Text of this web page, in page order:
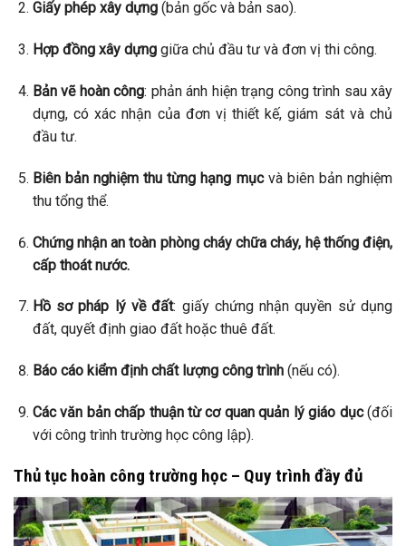
Giấy phép xây dựng(bản gốc và bản sao).
Hợp đồng xây dựnggiữa chủ đầu tư và đơn vị thi công.
Bản vẽ hoàn công: phản ánh hiện trạng công trình sau xây
dựng, có xác nhận của đơn vị thiết kế, giám sát và chủ
đầu tư.
Biên bản nghiệm thu từng hạng mụcvà biên bản nghiệm
thu tổng thể.
Chứng nhận an toàn phòng cháy chữa cháy, hệ thống điện,
cấp thoát nước.
Hồ sơ pháp lý về đất: giấy chứng nhận quyền sử dụng
đất, quyết định giao đất hoặc thuê đất.
Báo cáo kiểm định chất lượng công trình(nếu có).
Các văn bản chấp thuận từ cơ quan quản lý giáo dục(đối
với công trình trường học công lập).
Thủ tục hoàn công trường học – Quy trình đầy đủ